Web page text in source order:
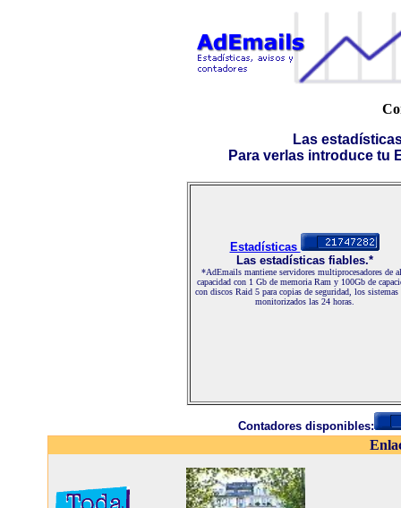
Las
Para verlas introduce tu
Estadísticas
Las estadísticas fiables.*
*AdEmails mantiene servidores multiprocesadores de
capacidad con 1 Gb de memoria Ram y 100Gb de
con discos Raid 5 para copias de seguridad, los sistemas
monitorizados las 24 horas.
Contadores disponibles: